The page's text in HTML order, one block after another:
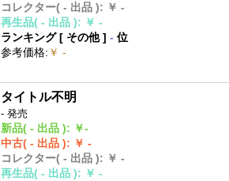
コレクター( - 出品 ): ￥ -
再生品( - 出品 ): ￥ -
ランキング [ その他]- 位
参考価格: ￥ -
タイトル不明
- 発売
新品( - 出品 ): ￥-
中古( - 出品 ): ￥ -
コレクター( - 出品 ): ￥ -
再生品( - 出品 ): ￥ -